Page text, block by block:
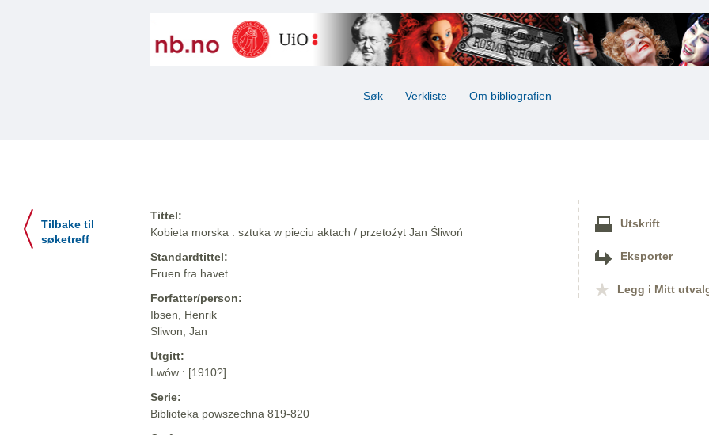
Søk Verkliste Om bibliografien
Tilbake til
søketreff
Tittel:
Kobieta morska : sztuka w pieciu aktach / przetoźyt Jan Śliwoń
Standardtittel:
Fruen fra havet
Forfatter/person:
Ibsen, Henrik
Sliwon, Jan
Utgitt:
Lwów : [1910?]
Serie:
Biblioteka powszechna 819-820
Utskrift
Eksporter
Legg i Mitt